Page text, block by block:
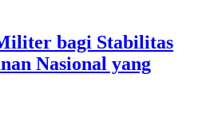
bagi Stabilitas
Nasional yang